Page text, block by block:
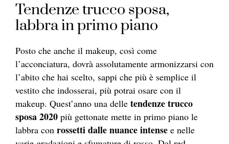
Tendenze trucco sposa,
labbra in primo piano
Posto che anche il makeup, così come
l’acconciatura, dovrà assolutamente armonizzarsi con
l’abito che hai scelto, sappi che più è semplice il
vestito che indosserai, più potrai osare con il
makeup. Quest’anno una delle tendenze trucco
sposa 2020 più gettonate mette in primo piano le
labbra con rossetti dalle nuance intense e nelle